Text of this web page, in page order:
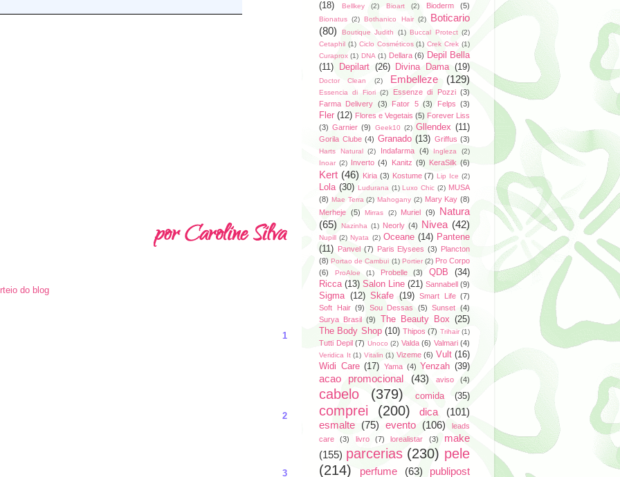
do blog
1
2
3
(18)
Bellkey (2) Bioart (2) Bioderm (5)
Bionatus (2) Bothanico Hair (2)
Boticario
(80)
Boutique Judith (1) Buccal Protect (2)
Cetaphil (1) Ciclo Cosméticos (1) Crek Crek (1)
Curaprox (1) DNA (1) Dellara (6) Depil Bella
(11)
Depilart (26) Divina Dama (19)
Doctor Clean (2) Embelleze (129)
Essencia di Fiori (2) Essenze di Pozzi (3)
Farma Delivery (3) Fator 5 (3) Felps (3)
Fler (12) Flores e Vegetais (5) Forever Liss
(3) Garnier (9) Geek10 (2) Gllendex (11)
Gorila Clube (4) Granado (13) Griffus (3)
Harts Natural (2) Indafarma (4) Ingleza
(2)
Inoar (2) Inverto (4) Kanitz (9) KeraSilk (6)
Kert (46) Kiria (3) Kostume (7) Lip Ice (2)
Lola (30) Ludurana (1) Luxo Chic (2) MUSA
(8) Mae Terra (2) Mahogany (2) Mary Kay (8)
Merheje (5) Mirras (2) Muriel (9)
Natura
(65)
Nazinha (1) Neorly (4) Nivea (42)
Nupill (2) Nyata (2) Oceane (14) Pantene
(11)
Panvel (7) Paris Elysees (3)
Plancton
(8) Portao de Cambui (1) Portier (2) Pro Corpo
(6)
ProAloe (1) Probelle (3) QDB
(34)
Ricca (13) Salon Line (21) Sannabell (9)
Sigma (12) Skafe (19) Smart Life (7)
Soft Hair (9) Sou Dessas (5) Sunset (4)
Surya Brasil
(9) The Beauty Box (25)
The Body Shop (10) Thipos (7) Trihair (1)
Tutti Depil (7) Unoco (2) Valda (6) Valmari (4)
Veridica It (1) Vitalin (1) Vizeme (6) Vult (16)
Widi Care (17) Yama (4) Yenzah (39)
acao promocional (43) aviso (4)
cabelo (379) comida (35)
comprei (200) dica
(101)
esmalte (75) evento (106)
leads
care
(3) livro (7) lorealistar (3)
make
(155) parcerias (230) pele
(214)
perfume (63) publipost